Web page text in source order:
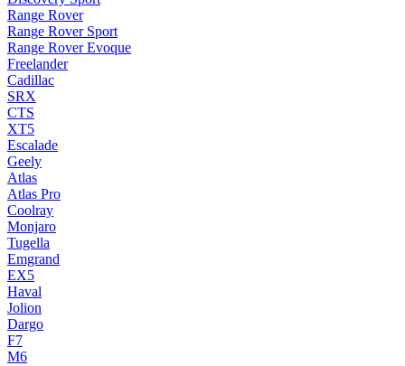
Range Rover
Range Rover Sport
Range Rover Evoque
Freelander
Cadillac
SRX
CTS
XT5
Escalade
Geely
Atlas
Atlas Pro
Coolray
Monjaro
Tugella
Emgrand
EX5
Haval
Jolion
Dargo
F7
M6